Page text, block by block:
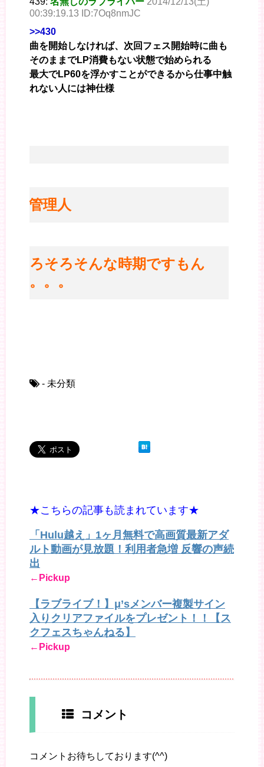
00:39:19.13 ID:7Oq8nmJC
>>430
曲を開始しなければ、次回フェス開始時に曲も
そのままでLP消費もない状態で始められる
最大でLP60を浮かすことができるから仕事中触
れない人には神仕様
※管理人
そろそろそんな時期ですもん
ね。。。
- 未分類
★こちらの記事も読まれています★
「Hulu越え」1ヶ月無料で高画質最新アダ
ルト動画が見放題！利用者急増 反響の声続
出
←Pickup
【ラブライブ！】μ’sメンバー複製サイン
入りクリアファイルをプレゼント！！【ス
クフェスちゃんねる】
←Pickup
コメント
コメントお待ちしております(^^)